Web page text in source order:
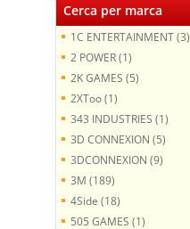
Cerca per marca
1C ENTERTAINMENT (3)
2 POWER (1)
2K GAMES (5)
2XToo (1)
343 INDUSTRIES (1)
3D CONNEXION (5)
3DCONNEXION (9)
3M (189)
4Side (18)
505 GAMES (1)